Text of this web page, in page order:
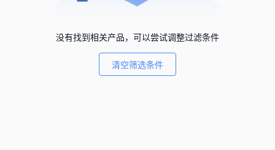
没有找到相关产品，可以尝试调整过滤条件
清空筛选条件